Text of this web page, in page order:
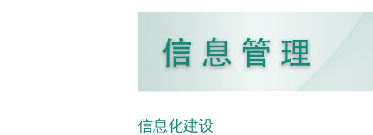
信息化建设